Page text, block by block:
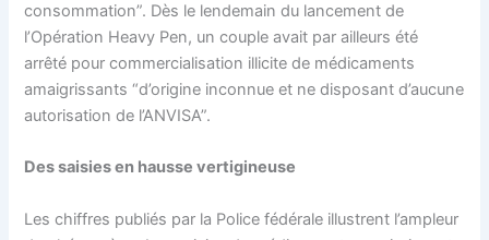
consommation”. Dès le lendemain du lancement de
l’Opération Heavy Pen, un couple avait par ailleurs été
arrêté pour commercialisation illicite de médicaments
amaigrissants “d’origine inconnue et ne disposant d’aucune
autorisation de l’ANVISA”.
Des saisies en hausse vertigineuse
Les chiffres publiés par la Police fédérale illustrent l’ampleur